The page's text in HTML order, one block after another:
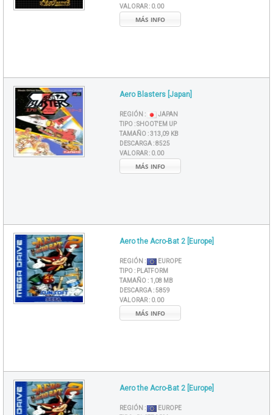
VALORAR : 0.00
MÁS INFO
Aero Blasters [Japan]
REGIÓN :
JAPAN
TIPO :SHOOT'EM UP
TAMAÑO :313,09 KB
DESCARGA :8525
VALORAR : 0.00
MÁS INFO
Aero the Acro-Bat 2 [Europe]
REGIÓN :
EUROPE
TIPO : PLATFORM
TAMAÑO : 1,08 MB
DESCARGA :5859
VALORAR : 0.00
MÁS INFO
Aero the Acro-Bat 2 [Europe]
REGIÓN :
EUROPE